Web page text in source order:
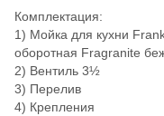
Комплектация:
1) Мойка для кухни
оборотная Fragranite
2) Вентиль 3½
3) Перелив
4) Крепления